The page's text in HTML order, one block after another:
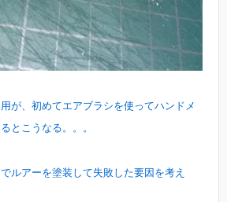
が、初めてエアブラシを使ってハンドメ
とこうなる。。。
ルアーを塗装して失敗した要因を考え